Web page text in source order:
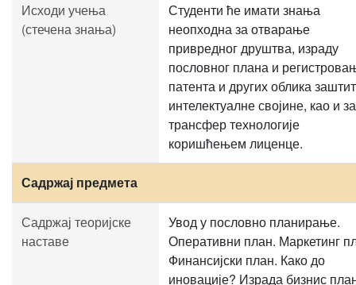
Исходи учења
(стечена знања)
Студенти ће имати знања
неопходна за отварање
привредног друштва, израду
пословног плана и
патента и других облика
интелектуалне својине, као и за
трансфер технологије
коришћењем лиценце.
Садржај предмета
Садржај теоријске
наставе
Увод у пословно планирање.
Оперативни план. Маркетинг
Финансијски план. Како до
иновације? Израда бизнис